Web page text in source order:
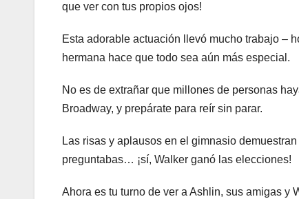
que ver con tus propios ojos!
Esta adorable actuación llevó mucho trabajo –
hermana hace que todo sea aún más especial.
No es de extrañar que millones de personas
Broadway, y prepárate para reír sin parar.
Las risas y aplausos en el gimnasio
preguntabas… ¡sí, Walker ganó las elecciones!
Ahora es tu turno de ver a Ashlin, sus amigas y